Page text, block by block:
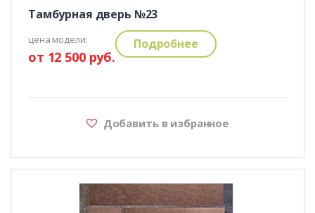
Тамбурная дверь №23
цена модели:
от 12 500 руб.
Подробнее
Добавить в избранное